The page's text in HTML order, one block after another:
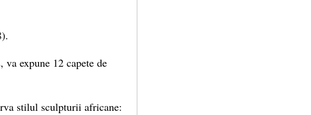
expune 12 capete de
stilul sculpturii africane: